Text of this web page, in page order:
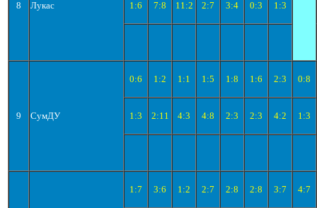
8 Лукас 1:6 7:8 11:2 2:7 3:4 0:3 1:3
9 СумДУ
0:6 1:2 1:1 1:5 1:8 1:6 2:3 0:8
1:3 2:11 4:3 4:8 2:3 2:3 4:2 1:3
1:7 3:6 1:2 2:7 2:8 2:8 3:7 4:7